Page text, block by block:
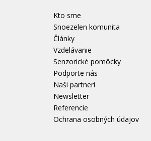
Kto sme
Snoezelen komunita
Články
Vzdelávanie
Senzorické pomôcky
Podporte nás
Naši partneri
Newsletter
Referencie
Ochrana osobných údajov